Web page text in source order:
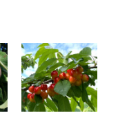
Boambe de
Cotnari